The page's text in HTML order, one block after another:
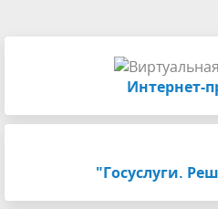
Интернет-
"Госуслуги.